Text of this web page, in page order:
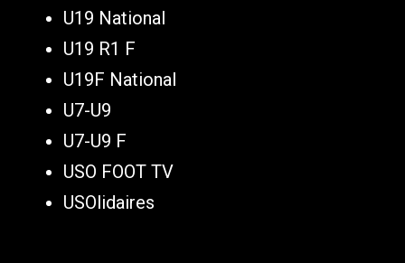
U19 National
U19 R1 F
U19F National
U7-U9
U7-U9 F
USO FOOT TV
USOlidaires